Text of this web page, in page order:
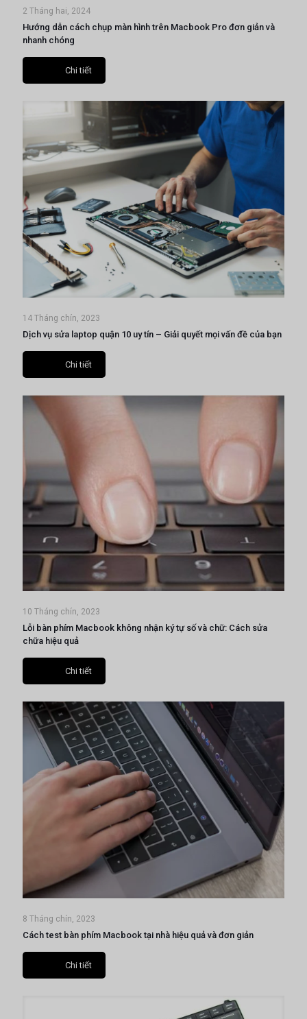
2 Tháng hai, 2024
Hướng dẫn cách chụp màn hình trên Macbook Pro đơn giản và
nhanh chóng
Chi tiết
14 Tháng chín, 2023
Dịch vụ sửa laptop quận 10 uy tín – Giải quyết mọi vấn đề của bạn
Chi tiết
10 Tháng chín, 2023
Lỗi bàn phím Macbook không nhận ký tự số và chữ: Cách sửa
chữa hiệu quả
Chi tiết
8 Tháng chín, 2023
Cách test bàn phím Macbook tại nhà hiệu quả và đơn giản
Chi tiết